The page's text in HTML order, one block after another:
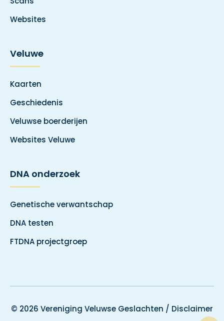
Websites
Veluwe
Kaarten
Geschiedenis
Veluwse boerderijen
Websites Veluwe
DNA onderzoek
Genetische verwantschap
DNA testen
FTDNA projectgroep
© 2026 Vereniging Veluwse Geslachten / Disclaimer